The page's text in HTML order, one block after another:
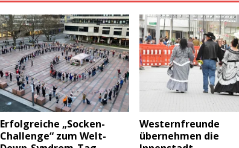
Erfolgreiche „Socken-
Challenge“ zum Welt-
Westernfreunde
übernehmen die